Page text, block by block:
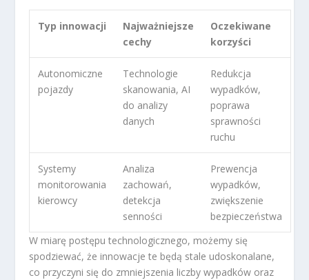
Typ innowacji
Najważniejsze
cechy
Oczekiwane
korzyści
Autonomiczne
pojazdy
Technologie
skanowania, AI
do analizy
danych
Redukcja
wypadków,
poprawa
sprawności
ruchu
Systemy
monitorowania
kierowcy
Analiza
zachowań,
detekcja
senności
Prewencja
wypadków,
zwiększenie
bezpieczeństwa
W miarę postępu technologicznego, możemy się
spodziewać, że innowacje te będą stale udoskonalane,
co przyczyni się do zmniejszenia liczby wypadków oraz